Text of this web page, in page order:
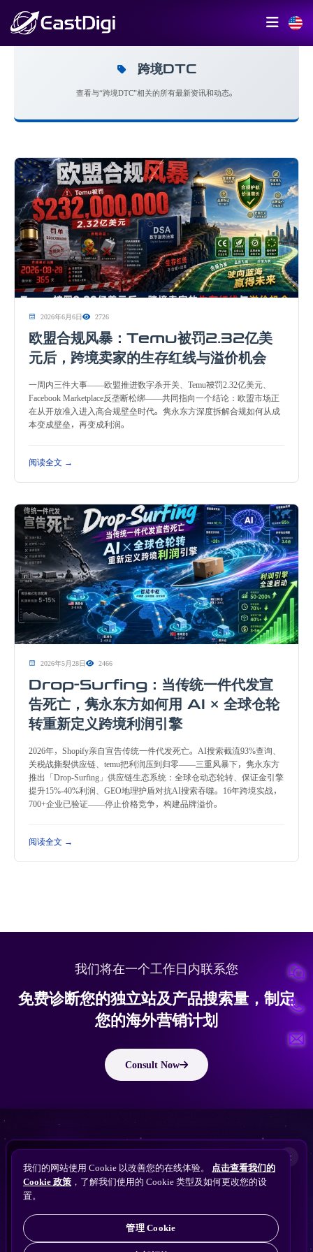
跨境DTC
查看与“跨境DTC”相关的所有最新资讯和动态。
2026年6月6日 2726
欧盟合规风暴：Temu被罚2.32亿美
元后，跨境卖家的生存红线与溢价机会
一周内三件大事——欧盟推进数字杀开关、Temu被罚2.32亿美元、
Facebook Marketplace反垄断松绑——共同指向一个结论：欧盟市场正
在从开放准入进入高合规壁垒时代。隽永东方深度拆解合规如何从成
本变成壁垒，再变成利润。
阅读全文 →
2026年5月28日 2466
Drop-Surfing：当传统一件代发宣
告死亡，隽永东方如何用 AI × 全球仓轮
转重新定义跨境利润引擎
2026年，Shopify亲自宣告传统一件代发死亡。AI搜索截流93%查询、
关税战撕裂供应链、temu把利润压到归零——三重风暴下，隽永东方
推出「Drop-Surfing」供应链生态系统：全球仓动态轮转、保证金引擎
提升15%-40%利润、GEO地理护盾对抗AI搜索吞噬。16年跨境实战，
700+企业已验证——停止价格竞争，构建品牌溢价。
阅读全文 →
我们将在一个工作日内联系您
免费诊断您的独立站及产品搜索量，制定
您的海外营销计划
Consult Now
版权所有 © 2010 ~ 2026 隽永东方/EastDigi--专注企业海外业务增长
备案号：苏ICP备14005285号-11
我们的网站使用 Cookie 以改善您的在线体验。 点击查看我们的
Cookie 政策 ，了解我们使用的 Cookie 类型及如何更改您的设
置。
管理 Cookie
×
Perplexity
Gemini
ChatGPT
搜索找到您的独立站？
免费获取隽永东方 SEO / AEO / GEO 独立站可见